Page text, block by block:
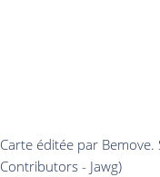
Carte éditée par Bemove.
Contributors - Jawg)